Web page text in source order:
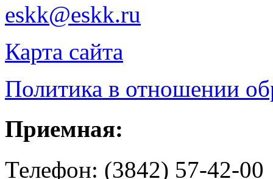
eskk@eskk.ru
Карта сайта
Политика в отношении
Приемная:
Телефон: (3842) 57-42-00